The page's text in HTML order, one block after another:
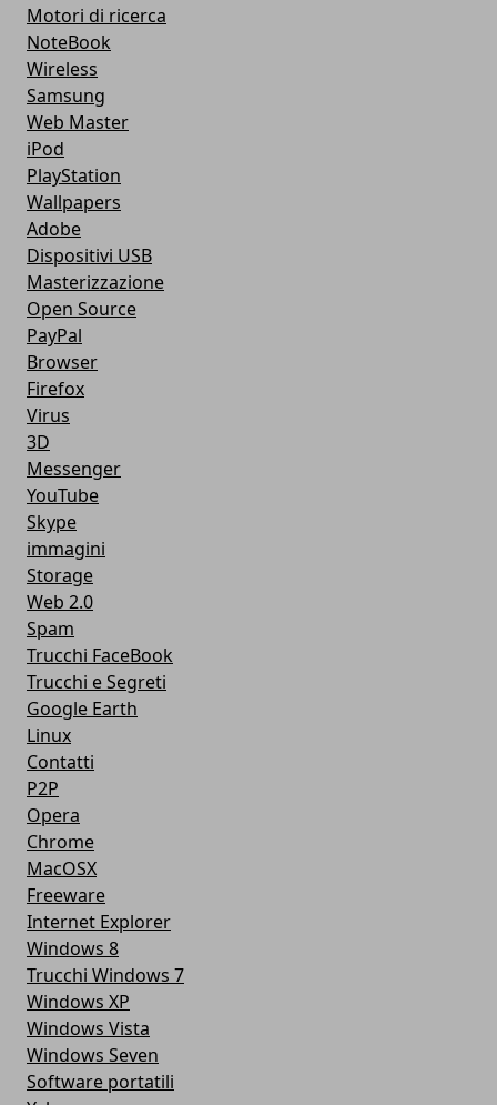
Motori di ricerca
NoteBook
Wireless
Samsung
Web Master
iPod
PlayStation
Wallpapers
Adobe
Dispositivi USB
Masterizzazione
Open Source
PayPal
Browser
Firefox
Virus
3D
Messenger
YouTube
Skype
immagini
Storage
Web 2.0
Spam
Trucchi FaceBook
Trucchi e Segreti
Google Earth
Linux
Contatti
P2P
Opera
Chrome
MacOSX
Freeware
Internet Explorer
Windows 8
Trucchi Windows 7
Windows XP
Windows Vista
Windows Seven
Software portatili